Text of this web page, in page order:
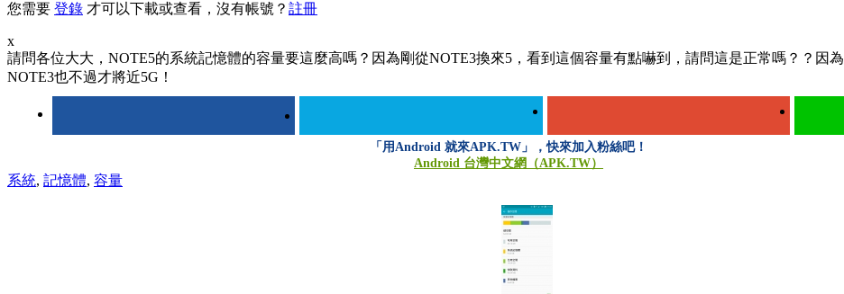
您需要 登錄 才可以下載或查看，沒有帳號？ 註冊
x
請問各位大大，NOTE5的系統記憶體的容量要這麼高嗎？因為剛從NOTE3換來5，看到這個容量有點嚇到，請問這是正常嗎？？因為
NOTE3也不過才將近5G！
「用Android 就來APK.TW」，快來加入粉絲吧！
Android 台灣中文網（APK.TW）
系統, 記憶體, 容量